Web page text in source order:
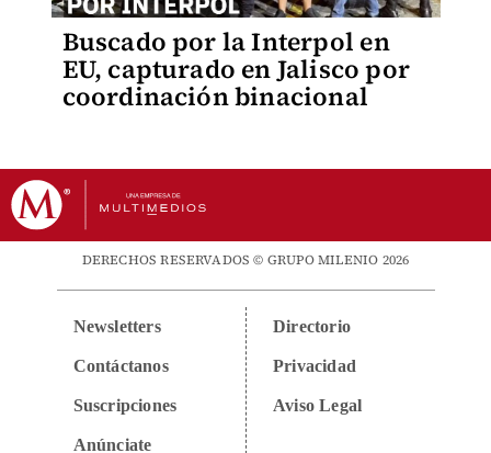
Buscado por la Interpol en
EU, capturado en Jalisco por
coordinación binacional
DERECHOS RESERVADOS © GRUPO MILENIO 2026
Newsletters
Contáctanos
Suscripciones
Anúnciate
Directorio
Privacidad
Aviso Legal